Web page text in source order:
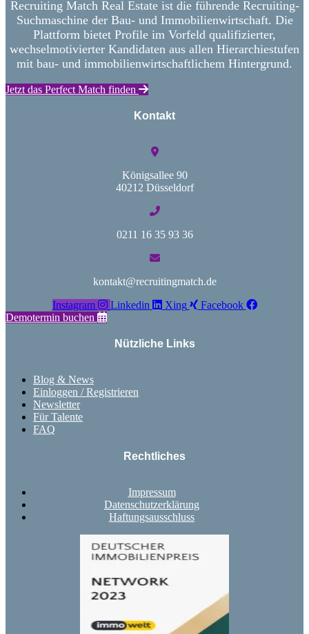
Recruiting Match Real Estate ist die führende Recruiting-
Suchmaschine der Bau- und Immobilienwirtschaft. Die
Plattform bietet Profile im Vorfeld qualifizierter,
wechselmotivierter Kandidaten aus allen Hierarchiestufen
mit bau- und immobilienwirtschaftlichem Hintergrund.
Jetzt das Perfect Match finden
Kontakt
Königsallee 90
40212 Düsseldorf
0211 16 35 93 36
kontakt@recruitingmatch.de
Instagram
Linkedin Xing
Facebook
Demotermin buchen
Nützliche Links
Blog & News
Einloggen / Registrieren
Newsletter
Für Talente
FAQ
Rechtliches
Impressum
Datenschutzerklärung
Haftungsausschluss